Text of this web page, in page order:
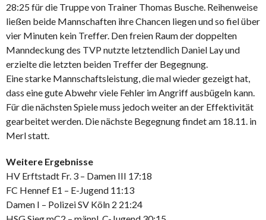
28:25 für die Truppe von Trainer Thomas Busche. Reihenweise
ließen beide Mannschaften ihre Chancen liegen und so fiel über
vier Minuten kein Treffer. Den freien Raum der doppelten
Manndeckung des TVP nutzte letztendlich Daniel Lay und
erzielte die letzten beiden Treffer der Begegnung.
Eine starke Mannschaftsleistung, die mal wieder gezeigt hat,
dass eine gute Abwehr viele Fehler im Angriff ausbügeln kann.
Für die nächsten Spiele muss jedoch weiter an der Effektivität
gearbeitet werden. Die nächste Begegnung findet am 18.11. in
Merl statt.
Weitere Ergebnisse
HV Erftstadt Fr. 3 – Damen III 17:18
FC Hennef E1 – E-Jugend 11:13
Damen I – Polizei SV Köln 2 21:24